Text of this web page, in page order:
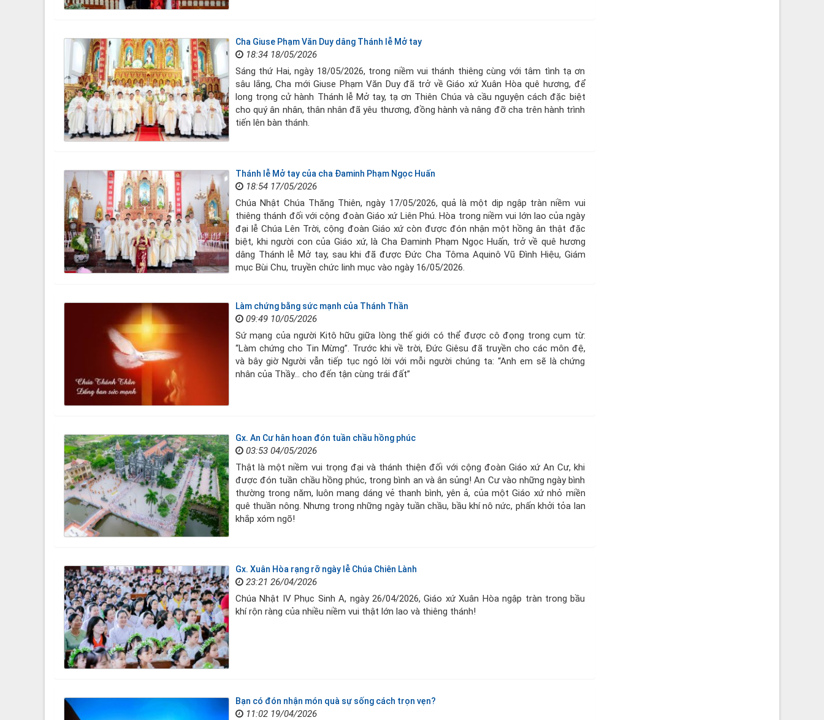
Cha Giuse Phạm Văn Duy dâng Thánh lễ Mở tay
18:34 18/05/2026
Sáng thứ Hai, ngày 18/05/2026, trong niềm vui thánh thiêng cùng với tâm tình tạ ơn
sâu lắng, Cha mới Giuse Phạm Văn Duy đã trở về Giáo xứ Xuân Hòa quê hương, để
long trọng cử hành Thánh lễ Mở tay, tạ ơn Thiên Chúa và cầu nguyện cách đặc biệt
cho quý ân nhân, thân nhân đã yêu thương, đồng hành và nâng đỡ cha trên hành trình
tiến lên bàn thánh.
Thánh lễ Mở tay của cha Đaminh Phạm Ngọc Huấn
18:54 17/05/2026
Chúa Nhật Chúa Thăng Thiên, ngày 17/05/2026, quả là một dịp ngập tràn niềm vui
thiêng thánh đối với cộng đoàn Giáo xứ Liên Phú. Hòa trong niềm vui lớn lao của ngày
đại lễ Chúa Lên Trời, cộng đoàn Giáo xứ còn được đón nhận một hồng ân thật đặc
biệt, khi người con của Giáo xứ, là Cha Đaminh Phạm Ngọc Huấn, trở về quê hương
dâng Thánh lễ Mở tay, sau khi đã được Đức Cha Tôma Aquinô Vũ Đình Hiệu, Giám
mục Bùi Chu, truyền chức linh mục vào ngày 16/05/2026.
Làm chứng bằng sức mạnh của Thánh Thần
09:49 10/05/2026
Sứ mạng của người Kitô hữu giữa lòng thế giới có thể được cô đọng trong cụm từ:
“Làm chứng cho Tin Mừng”. Trước khi về trời, Đức Giêsu đã truyền cho các môn đệ,
và bây giờ Người vẫn tiếp tục ngỏ lời với mỗi người chúng ta: “Anh em sẽ là chứng
nhân của Thầy… cho đến tận cùng trái đất”
Gx. An Cư hân hoan đón tuần chầu hồng phúc
03:53 04/05/2026
Thật là một niềm vui trọng đại và thánh thiện đối với cộng đoàn Giáo xứ An Cư, khi
được đón tuần chầu hồng phúc, trong bình an và ân sủng! An Cư vào những ngày bình
thường trong năm, luôn mang dáng vẻ thanh bình, yên ả, của một Giáo xứ nhỏ miền
quê thuần nông. Nhưng trong những ngày tuần chầu, bầu khí nô nức, phấn khởi tỏa lan
khắp xóm ngõ!
Gx. Xuân Hòa rạng rỡ ngày lễ Chúa Chiên Lành
23:21 26/04/2026
Chúa Nhật IV Phục Sinh A, ngày 26/04/2026, Giáo xứ Xuân Hòa ngập tràn trong bầu
khí rộn ràng của nhiều niềm vui thật lớn lao và thiêng thánh!
Bạn có đón nhận món quà sự sống cách trọn vẹn?
11:02 19/04/2026